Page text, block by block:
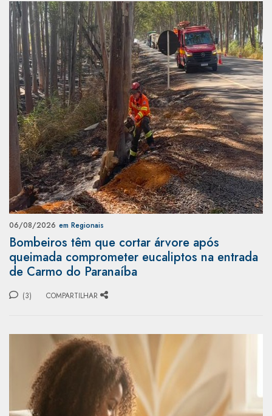
06/08/2026 em Regionais
Bombeiros têm que cortar árvore após
queimada comprometer eucaliptos na entrada
de Carmo do Paranaíba
(3) COMPARTILHAR